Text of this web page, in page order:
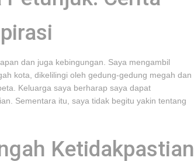
dan juga kebingungan. Saya mengambil
kota, dikelilingi oleh gedung-gedung megah dan
Keluarga saya berharap saya dapat
Sementara itu, saya tidak begitu yakin tentang
Ketidakpastian